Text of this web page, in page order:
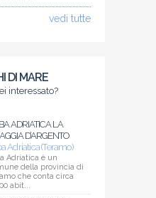
vedi tutte
DI MARE
interessato?
ADRIATICA LA
D’ARGENTO
Adriatica (Teramo)
Adriatica è un
della provincia di
che conta circa
abit...